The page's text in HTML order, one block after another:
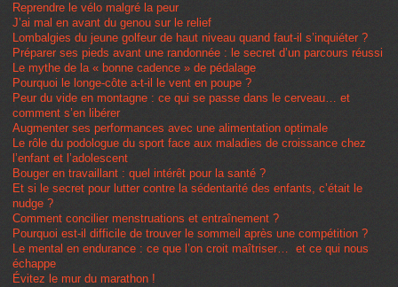
Reprendre le vélo malgré la peur
J’ai mal en avant du genou sur le relief
Lombalgies du jeune golfeur de haut niveau quand faut-il s’inquiéter ?
Préparer ses pieds avant une randonnée : le secret d’un parcours réussi
Le mythe de la « bonne cadence » de pédalage
Pourquoi le longe-côte a-t-il le vent en poupe ?
Peur du vide en montagne : ce qui se passe dans le cerveau… et
comment s’en libérer
Augmenter ses performances avec une alimentation optimale
Le rôle du podologue du sport face aux maladies de croissance chez
l’enfant et l’adolescent
Bouger en travaillant : quel intérêt pour la santé ?
Et si le secret pour lutter contre la sédentarité des enfants, c’était le
nudge ?
Comment concilier menstruations et entraînement ?
Pourquoi est-il difficile de trouver le sommeil après une compétition ?
Le mental en endurance : ce que l’on croit maîtriser… et ce qui nous
échappe
Évitez le mur du marathon !